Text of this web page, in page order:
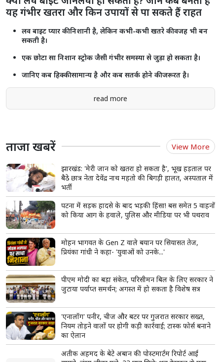
यह गंभीर खतरा और किन उपायों से पा सकते हैं राहत
लव बाइट प्यार की निशानी है, लेकिन कभी-कभी खतरे की वजह भी बन
सकती है।
एक छोटा सा निशान स्ट्रोक जैसी गंभीर समस्या से जुड़ा हो सकता है।
जानिए कब हिक्की सामान्य है और कब सतर्क होने की जरूरत है।
read more
ताजा खबरें View More
झारखंड: 'मेरी जान को खतरा हो सकता है', भूख हड़ताल पर
बैठे छात्र नेता देवेंद्र नाथ महतो की बिगड़ी हालत, अस्पताल में
भर्ती
पटना में सड़क हादसे के बाद भड़की हिंसा! बस समेत 5 वाहनों
को किया आग के हवाले, पुलिस और मीडिया पर भी पथराव
मोहन भागवत के Gen Z वाले बयान पर सियासत तेज,
प्रियंका गांधी ने कहा- 'युवाओं को उनके...'
पीएम मोदी का बड़ा संकेत, परिसीमन बिल के लिए सरकार ने
जुटाया पर्याप्त समर्थन; अगस्त में हो सकता है विशेष सत्र
'एनालॉग' पनीर, चीज और बटर पर गुजरात सरकार सख्त,
नियम तोड़ने वालों पर होगी कड़ी कार्रवाई; टास्क फोर्स बनाने
का ऐलान
अतीक अहमद के बेटे अबान की पोस्टमार्टम रिपोर्ट आई